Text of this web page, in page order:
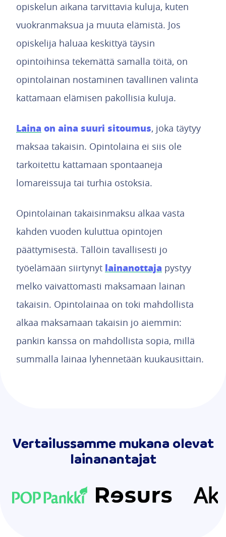
opiskelun aikana tarvittavia kuluja, kuten
vuokranmaksua ja muuta elämistä. Jos
opiskelija haluaa keskittyä täysin
opintoihinsa tekemättä samalla töitä, on
opintolainan nostaminen tavallinen valinta
kattamaan elämisen pakollisia kuluja.
Laina on aina suuri sitoumus, joka täytyy
maksaa takaisin. Opintolaina ei siis ole
tarkoitettu kattamaan spontaaneja
lomareissuja tai turhia ostoksia.
Opintolainan takaisinmaksu alkaa vasta
kahden vuoden kuluttua opintojen
päättymisestä. Tällöin tavallisesti jo
työelämään siirtynyt lainanottaja pystyy
melko vaivattomasti maksamaan lainan
takaisin. Opintolainaa on toki mahdollista
alkaa maksamaan takaisin jo aiemmin:
pankin kanssa on mahdollista sopia, millä
summalla lainaa lyhennetään kuukausittain.
Vertailussamme mukana olevat
lainanantajat